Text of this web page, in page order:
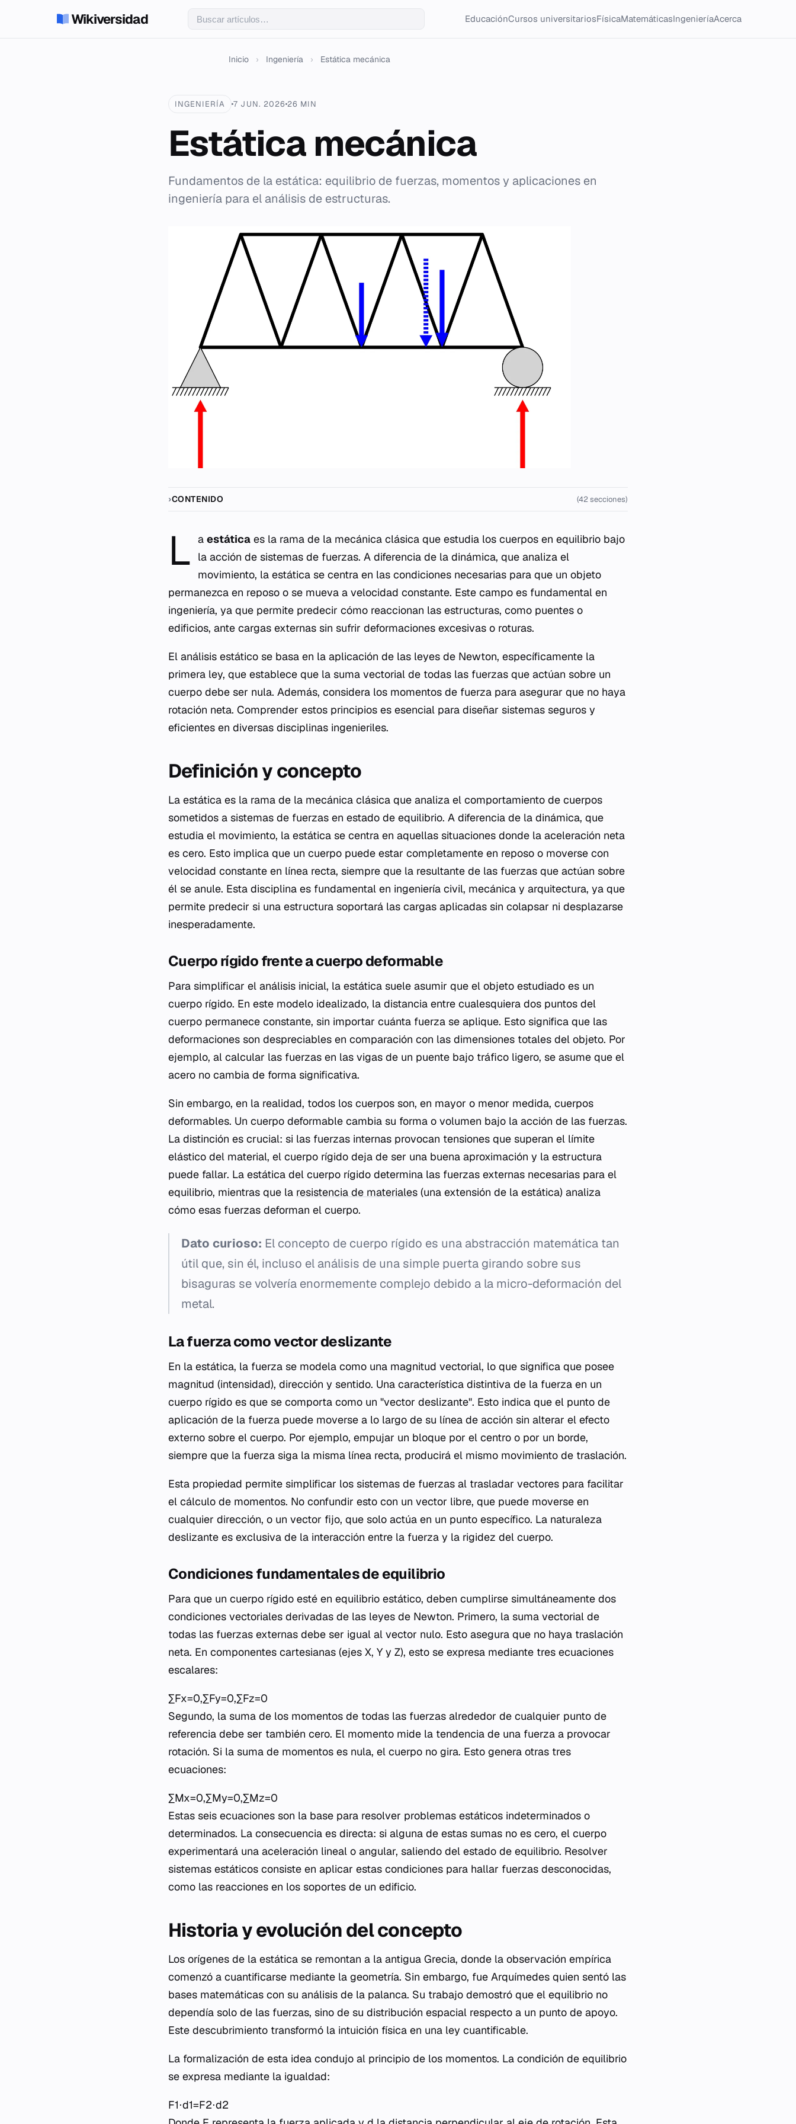
Wikiversidad EducaciónCursos universitariosFísicaMatemáticasIngenieríaAcerca
Inicio › Ingeniería › Estática mecánica
INGENIERÍA 7 JUN. 2026 26 MIN
Estática mecánica
Fundamentos de la estática: equilibrio de fuerzas, momentos y aplicaciones en
ingeniería para el análisis de estructuras.
CONTENIDO (42 secciones)
L aestática es la rama de la mecánica clásica que estudia los cuerpos en equilibrio bajo
la acción de sistemas de fuerzas. A diferencia de la dinámica, que analiza el
movimiento, la estática se centra en las condiciones necesarias para que un objeto
permanezca en reposo o se mueva a velocidad constante. Este campo es fundamental en
ingeniería, ya que permite predecir cómo reaccionan las estructuras, como puentes o
edificios, ante cargas externas sin sufrir deformaciones excesivas o roturas.
El análisis estático se basa en la aplicación de las leyes de Newton, específicamente la
primera ley, que establece que la suma vectorial de todas las fuerzas que actúan sobre un
cuerpo debe ser nula. Además, considera los momentos de fuerza para asegurar que no haya
rotación neta. Comprender estos principios es esencial para diseñar sistemas seguros y
eficientes en diversas disciplinas ingenieriles.
Definición y concepto
La estática es la rama de la mecánica clásica que analiza el comportamiento de cuerpos
sometidos a sistemas de fuerzas en estado de equilibrio. A diferencia de la dinámica, que
estudia el movimiento, la estática se centra en aquellas situaciones donde la aceleración neta
es cero. Esto implica que un cuerpo puede estar completamente en reposo o moverse con
velocidad constante en línea recta, siempre que la resultante de las fuerzas que actúan sobre
él se anule. Esta disciplina es fundamental en ingeniería civil, mecánica y arquitectura, ya que
permite predecir si una estructura soportará las cargas aplicadas sin colapsar ni desplazarse
inesperadamente.
Cuerpo rígido frente a cuerpo deformable
Para simplificar el análisis inicial, la estática suele asumir que el objeto estudiado es un
cuerpo rígido. En este modelo idealizado, la distancia entre cualesquiera dos puntos del
cuerpo permanece constante, sin importar cuánta fuerza se aplique. Esto significa que las
deformaciones son despreciables en comparación con las dimensiones totales del objeto. Por
ejemplo, al calcular las fuerzas en las vigas de un puente bajo tráfico ligero, se asume que el
acero no cambia de forma significativa.
Sin embargo, en la realidad, todos los cuerpos son, en mayor o menor medida, cuerpos
deformables. Un cuerpo deformable cambia su forma o volumen bajo la acción de las fuerzas.
La distinción es crucial: si las fuerzas internas provocan tensiones que superan el límite
elástico del material, el cuerpo rígido deja de ser una buena aproximación y la estructura
puede fallar. La estática del cuerpo rígido determina las fuerzas externas necesarias para el
equilibrio, mientras que la resistencia de materiales (una extensión de la estática) analiza
cómo esas fuerzas deforman el cuerpo.
Dato curioso: El concepto de cuerpo rígido es una abstracción matemática tan
útil que, sin él, incluso el análisis de una simple puerta girando sobre sus
bisaguras se volvería enormemente complejo debido a la micro-deformación del
metal.
La fuerza como vector deslizante
En la estática, la fuerza se modela como una magnitud vectorial, lo que significa que posee
magnitud (intensidad), dirección y sentido. Una característica distintiva de la fuerza en un
cuerpo rígido es que se comporta como un "vector deslizante". Esto indica que el punto de
aplicación de la fuerza puede moverse a lo largo de su línea de acción sin alterar el efecto
externo sobre el cuerpo. Por ejemplo, empujar un bloque por el centro o por un borde,
siempre que la fuerza siga la misma línea recta, producirá el mismo movimiento de traslación.
Esta propiedad permite simplificar los sistemas de fuerzas al trasladar vectores para facilitar
el cálculo de momentos. No confundir esto con un vector libre, que puede moverse en
cualquier dirección, o un vector fijo, que solo actúa en un punto específico. La naturaleza
deslizante es exclusiva de la interacción entre la fuerza y la rigidez del cuerpo.
Condiciones fundamentales de equilibrio
Para que un cuerpo rígido esté en equilibrio estático, deben cumplirse simultáneamente dos
condiciones vectoriales derivadas de las leyes de Newton. Primero, la suma vectorial de
todas las fuerzas externas debe ser igual al vector nulo. Esto asegura que no haya traslación
neta. En componentes cartesianas (ejes X, Y y Z), esto se expresa mediante tres ecuaciones
escalares:
∑Fx​=0,∑Fy​=0,∑Fz​=0
Segundo, la suma de los momentos de todas las fuerzas alrededor de cualquier punto de
referencia debe ser también cero. El momento mide la tendencia de una fuerza a provocar
rotación. Si la suma de momentos es nula, el cuerpo no gira. Esto genera otras tres
ecuaciones:
∑Mx​=0,∑My​=0,∑Mz​=0
Estas seis ecuaciones son la base para resolver problemas estáticos indeterminados o
determinados. La consecuencia es directa: si alguna de estas sumas no es cero, el cuerpo
experimentará una aceleración lineal o angular, saliendo del estado de equilibrio. Resolver
sistemas estáticos consiste en aplicar estas condiciones para hallar fuerzas desconocidas,
como las reacciones en los soportes de un edificio.
Historia y evolución del concepto
Los orígenes de la estática se remontan a la antigua Grecia, donde la observación empírica
comenzó a cuantificarse mediante la geometría. Sin embargo, fue Arquímedes quien sentó las
bases matemáticas con su análisis de la palanca. Su trabajo demostró que el equilibrio no
dependía solo de las fuerzas, sino de su distribución espacial respecto a un punto de apoyo.
Este descubrimiento transformó la intuición física en una ley cuantificable.
La formalización de esta idea condujo al principio de los momentos. La condición de equilibrio
se expresa mediante la igualdad:
F1​⋅d1​=F2​⋅d2​